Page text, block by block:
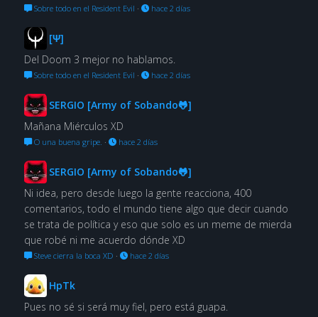
Sobre todo en el Resident Evil · hace 2 días
[Ψ]
Del Doom 3 mejor no hablamos.
Sobre todo en el Resident Evil · hace 2 días
SERGIO [Army of Sobando🐸]
Mañana Miérculos XD
O una buena gripe. · hace 2 días
SERGIO [Army of Sobando🐸]
Ni idea, pero desde luego la gente reacciona, 400
comentarios, todo el mundo tiene algo que decir cuando
se trata de política y eso que solo es un meme de mierda
que robé ni me acuerdo dónde XD
Steve cierra la boca XD · hace 2 días
HpTk
Pues no sé si será muy fiel, pero está guapa.